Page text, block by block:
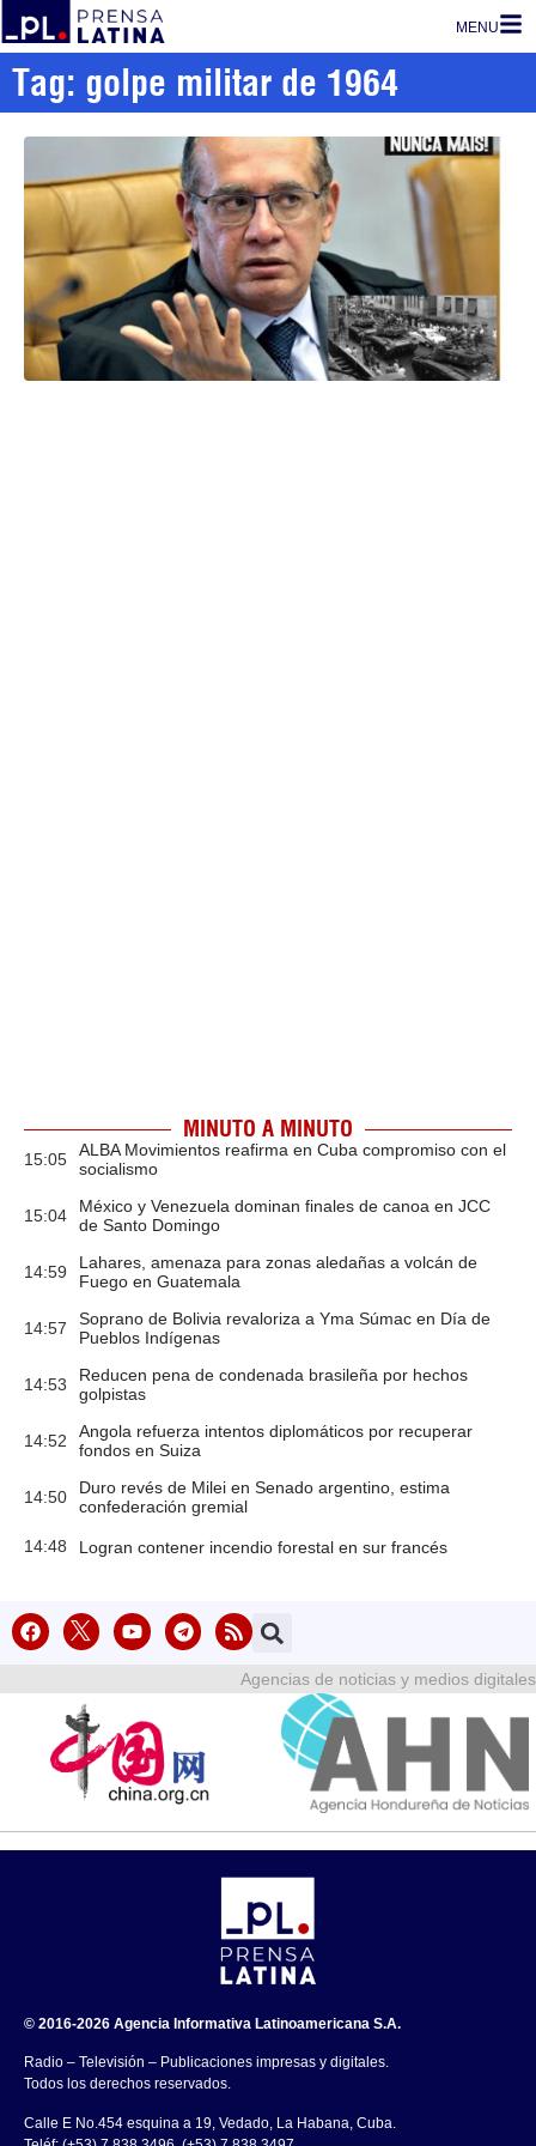
MENU
Tag: golpe militar de 1964
MINUTO A MINUTO
15:05
ALBA Movimientos reafirma en Cuba compromiso con el
socialismo
15:04
México y Venezuela dominan finales de canoa en JCC
de Santo Domingo
14:59
Lahares, amenaza para zonas aledañas a volcán de
Fuego en Guatemala
14:57
Soprano de Bolivia revaloriza a Yma Súmac en Día de
Pueblos Indígenas
14:53
Reducen pena de condenada brasileña por hechos
golpistas
14:52
Angola refuerza intentos diplomáticos por recuperar
fondos en Suiza
14:50
Duro revés de Milei en Senado argentino, estima
confederación gremial
14:48 Logran contener incendio forestal en sur francés
Agencias de noticias y medios digitales
© 2016-2026 Agencia Informativa Latinoamericana S.A.
Radio – Televisión – Publicaciones impresas y digitales.
Todos los derechos reservados.
Calle E No.454 esquina a 19, Vedado, La Habana, Cuba.